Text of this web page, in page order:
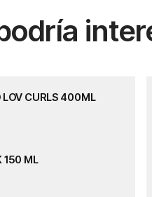
LOV CURLS 400ML
150 ML